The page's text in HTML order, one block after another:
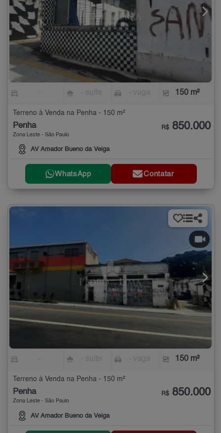
150 m²
Terreno à Venda na Penha - 150 m²
Penha
Zona Leste - São Paulo
AV Amador Bueno da Veiga
R$ 850.000
WhatsApp Contatar
150 m²
Terreno à Venda na Penha - 150 m²
Penha
Zona Leste - São Paulo
AV Amador Bueno da Veiga
R$ 850.000